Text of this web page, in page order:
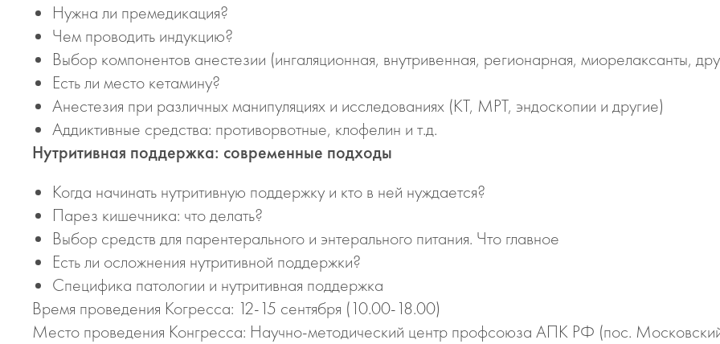
Нужна ли премедикация?
Чем проводить индукцию?
Выбор компонентов анестезии (ингаляционная, внутривенная, регионарная, миорелаксанты,
Есть ли место кетамину?
Анестезия при различных манипуляциях и исследованиях (КТ, МРТ, эндоскопии и другие)
Аддиктивные средства: противорвотные, клофелин и т.д.
Нутритивная поддержка: современные подходы
Когда начинать нутритивную поддержку и кто в ней нуждается?
Парез кишечника: что делать?
Выбор средств для парентерального и энтерального питания. Что главное
Есть ли осложнения нутритивной поддержки?
Специфика патологии и нутритивная поддержка
Время проведения Когресса: 12-15 сентября (10.00-18.00)
Место проведения Конгресса: Научно-методический центр профсоюза АПК РФ (пос.